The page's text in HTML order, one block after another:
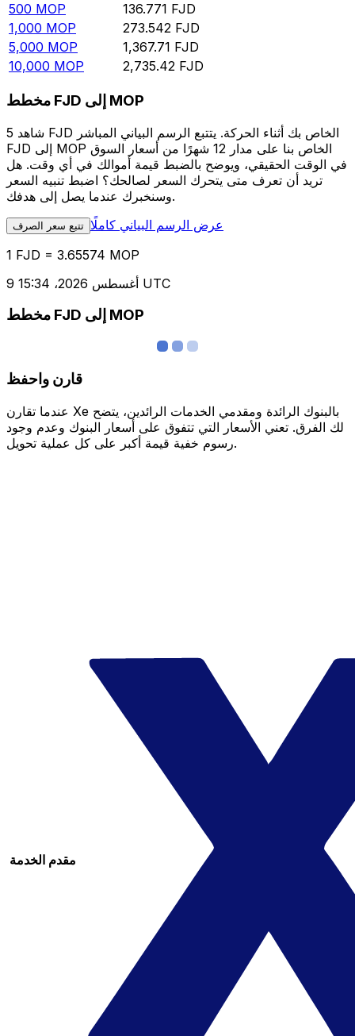
500 MOP 136.771 FJD
1,000 MOP 273.542 FJD
5,000 MOP 1,367.71 FJD
10,000 MOP 2,735.42 FJD
مخطط FJD إلى MOP
شاهد 5 FJD الخاص بك أثناء الحركة. يتتبع الرسم البياني المباشر
FJD إلى MOP الخاص بنا على مدار 12 شهرًا من أسعار السوق
في الوقت الحقيقي، ويوضح بالضبط قيمة أموالك في أي وقت. هل
تريد أن تعرف متى يتحرك السعر لصالحك؟ اضبط تنبيه السعر
وسنخبرك عندما يصل إلى هدفك.
تتبع سعر الصرف عرض الرسم البياني كاملًا
1 FJD = 3.65574 MOP
9 أغسطس 2026، 15:34 UTC
مخطط FJD إلى MOP
قارن واحفظ
عندما تقارن Xe بالبنوك الرائدة ومقدمي الخدمات الرائدين، يتضح
لك الفرق. تعني الأسعار التي تتفوق على أسعار البنوك وعدم وجود
رسوم خفية قيمة أكبر على كل عملية تحويل.
مقدم الخدمة